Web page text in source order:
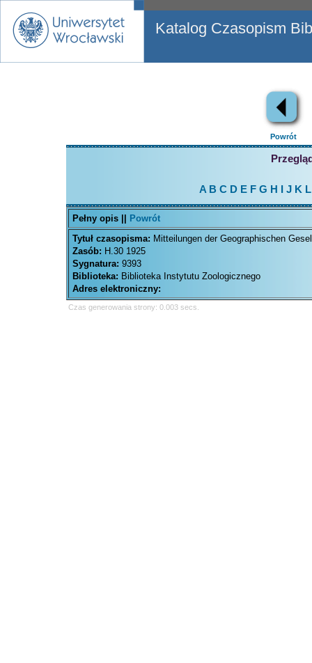
Katalog Czasopism
Powrót
A B C D EFG H J K L
Pełny opis ||
Powrót
Tytuł czasopisma: Mitteilungen der Geographischen
Zasób: H.30 1925
Sygnatura: 9393
Biblioteka: Biblioteka Instytutu Zoologicznego
Adres elektroniczny:
Czas generowania strony: 0.003 secs.